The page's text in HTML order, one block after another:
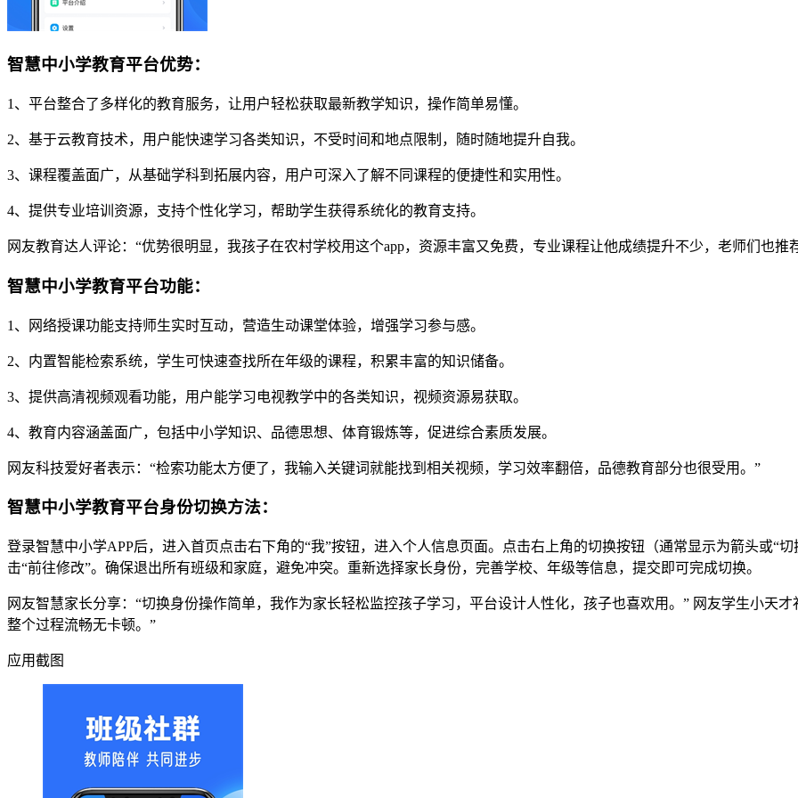
智慧中小学教育平台优势：
1、平台整合了多样化的教育服务，让用户轻松获取最新教学知识，操作简单易懂。
2、基于云教育技术，用户能快速学习各类知识，不受时间和地点限制，随时随地提升自我。
3、课程覆盖面广，从基础学科到拓展内容，用户可深入了解不同课程的便捷性和实用性。
4、提供专业培训资源，支持个性化学习，帮助学生获得系统化的教育支持。
网友教育达人评论：“优势很明显，我孩子在农村学校用这个app，资源丰富又免费，专业课程让他成绩提升不少，老师们也推
智慧中小学教育平台功能：
1、网络授课功能支持师生实时互动，营造生动课堂体验，增强学习参与感。
2、内置智能检索系统，学生可快速查找所在年级的课程，积累丰富的知识储备。
3、提供高清视频观看功能，用户能学习电视教学中的各类知识，视频资源易获取。
4、教育内容涵盖面广，包括中小学知识、品德思想、体育锻炼等，促进综合素质发展。
网友科技爱好者表示：“检索功能太方便了，我输入关键词就能找到相关视频，学习效率翻倍，品德教育部分也很受用。”
智慧中小学教育平台身份切换方法：
登录智慧中小学APP后，进入首页点击右下角的“我”按钮，进入个人信息页面。点击右上角的切换按钮（通常显示为箭头或“
击“前往修改”。确保退出所有班级和家庭，避免冲突。重新选择家长身份，完善学校、年级等信息，提交即可完成切换。
网友智慧家长分享：“切换身份操作简单，我作为家长轻松监控孩子学习，平台设计人性化，孩子也喜欢用。” 网友学生小天
整个过程流畅无卡顿。”
应用截图